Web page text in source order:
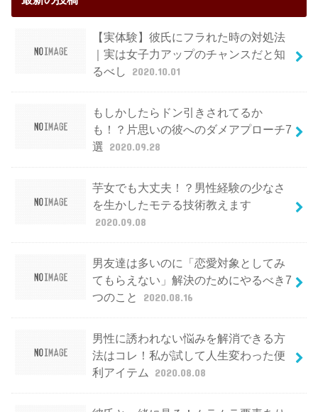
【実体験】彼氏にフラれた時の対処法
｜実は女子力アップのチャンスだと知
るべし
2020.10.01
もしかしたらドン引きされてるか
も！？片思いの彼へのダメアプローチ7
選 2020.09.28
芋女でも大丈夫！？男性経験の少なさ
を生かしたモテる技術教えます
2020.09.08
男友達は多いのに「恋愛対象としてみ
てもらえない」解決のためにやるべき7
つのこと
2020.08.16
男性に誘われない悩みを解消できる方
法はコレ！私が試して人生変わった便
利アイテム
2020.08.08